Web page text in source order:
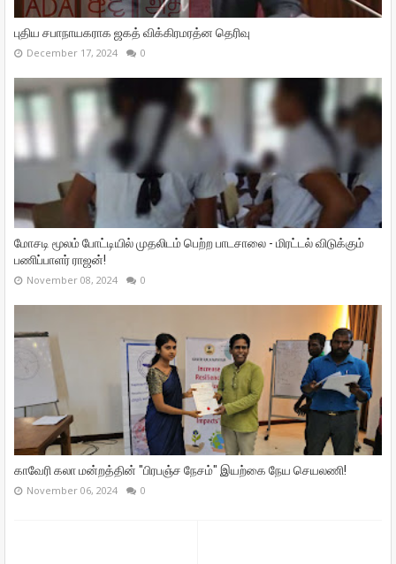
புதிய சபாநாயகராக ஜகத் விக்கிரமரத்ன தெரிவு
December 17, 2024 0
மோசடி மூலம் போட்டியில் முதலிடம் பெற்ற பாடசாலை - மிரட்டல் விடுக்கும்
பணிப்பாளர் ராஜன்!
November 08, 2024 0
காவேரி கலா மன்றத்தின் "பிரபஞ்ச நேசம்" இயற்கை நேய செயலணி!
November 06, 2024 0